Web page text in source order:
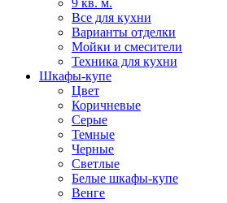
9 кв. м.
Все для кухни
Варианты отделки
Мойки и смесители
Техника для кухни
Шкафы-купе
Цвет
Коричневые
Серые
Темные
Черные
Светлые
Белые шкафы-купе
Венге